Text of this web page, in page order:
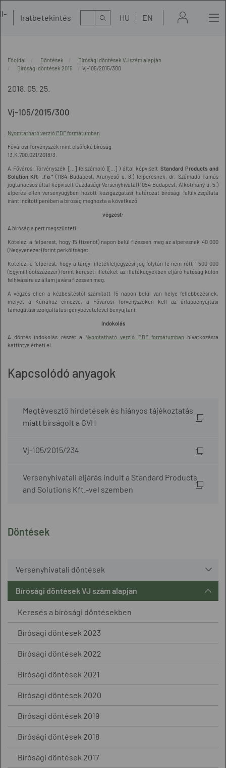
Iratbetekintés Kereső HU EN
Döntések
Versenyhivatali döntések
Bírósági döntések VJ szám alapján
Keresés a bírósági döntésekben
Bírósági döntések 2023
Bírósági döntések 2022
Bírósági döntések 2021
Bírósági döntések 2020
Bírósági döntések 2019
Bírósági döntések 2018
Bírósági döntések 2017
Főoldal Döntések
Bírósági döntések VJ szám alapján
Bírósági döntések 2015
Vj-105/2015/300
2018. 05. 25.
Vj-105/2015/300
Nyomtatható verzió PDF formátumban
Fővárosi Törvényszék mint elsőfokú bíróság
13.K.700.021/2018/3.
A Fővárosi Törvényszék [...] felszámoló ([...] ) által képviselt Standard Products and
Solution Kft. „f.a.”(1184 Budapest, Aranyeső u. 8.) felperesnek, dr. Számadó Tamás
jogtanácsos által képviselt Gazdasági Versenyhivatal (1054 Budapest, Alkotmány u. 5.)
alperes ellen versenyügyben hozott közigazgatási határozat bírósági felülvizsgálata
iránt indított perében a bíróság meghozta a következő
végzést:
A bíróság a pert megszünteti.
Kötelezi a felperest, hogy 15 (tizenöt) napon belül fizessen meg az alperesnek 40 000
(Negyvenezer) forint perköltséget.
Kötelezi a felperest, hogy a tárgyi illetékfeljegyzési jog folytán le nem rótt 1 500 000
(Egymillióötszázezer) forint kereseti illetéket az illetékügyekben eljáró hatóság külön
felhívására az állam javára fizessen meg.
A végzés ellen a kézbesítéstől számított 15 napon belül van helye fellebbezésnek,
melyet a Kúriához címezve, a Fővárosi Törvényszéken kell az űrlapbenyújtási
támogatási szolgáltatás igénybevételével benyújtani.
Indokolás
A döntés indokolás részét a Nyomtatható verzió PDF formátumban hivatkozásra
kattintva érheti el.
Kapcsolódó anyagok
Megtévesztő hirdetések és hiányos tájékoztatás
miatt bírságolt a GVH
Vj-105/2015/234
Versenyhivatali eljárás indult a Standard Products
and Solutions Kft.-vel szemben